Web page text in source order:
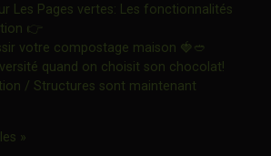
Les Pages vertes: Les fonctionnalités
👉Ce lien s'ouvrira dans une nouvelle
votre compostage maison 🍓🥙
quand on choisit son chocolat!Ce lien
/ Structures sont maintenant
lien s'ouvrira dans une nouvelle fenêtre"
»Ce lien s'ouvrira dans une nouvelle